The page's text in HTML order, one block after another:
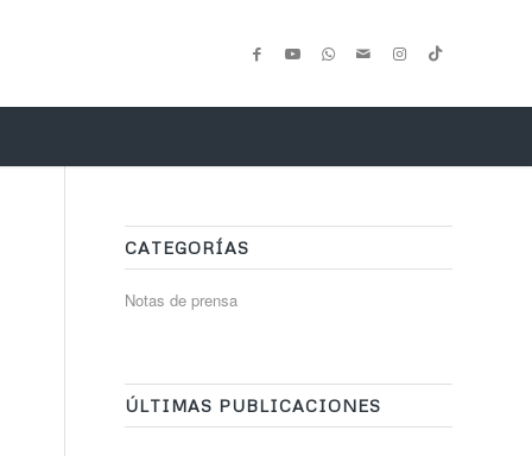
CATEGORÍAS
Notas de prensa
ÚLTIMAS PUBLICACIONES